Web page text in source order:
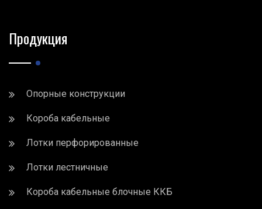
Продукция
Опорные конструкции
Короба кабельные
Лотки перфорированные
Лотки лестничные
Короба кабельные блочные ККБ